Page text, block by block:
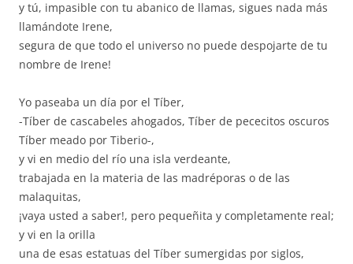
y tú, impasible con tu abanico de llamas, sigues nada más
llamándote Irene,
segura de que todo el universo no puede despojarte de tu
nombre de Irene!
Yo paseaba un día por el Tíber,
-Tíber de cascabeles ahogados, Tíber de pececitos oscuros
Tíber meado por Tiberio-,
y vi en medio del río una isla verdeante,
trabajada en la materia de las madréporas o de las
malaquitas,
¡vaya usted a saber!, pero pequeñita y completamente real;
y vi en la orilla
una de esas estatuas del Tíber sumergidas por siglos,